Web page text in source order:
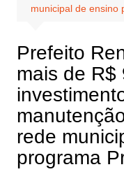
municipal de ensino
Prefeito
mais de R$
rede
programa